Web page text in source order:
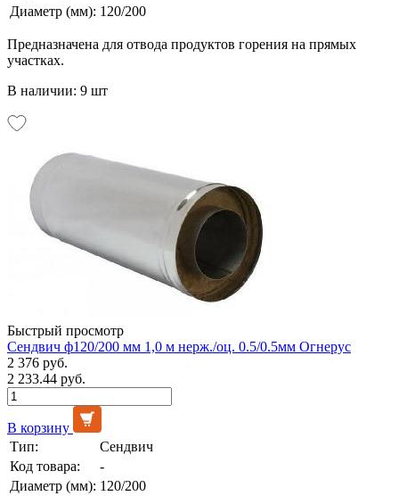
Диаметр (мм): 120/200
Предназначена для отвода продуктов горения на прямых
участках.
В наличии: 9 шт
Быстрый просмотр
Сендвич ф120/200 мм 1,0 м нерж./оц. 0.5/0.5мм Огнерус
2 376 руб.
2 233.44 руб.
В корзину
Тип:
Сендвич
Код товара:
-
Диаметр (мм): 120/200